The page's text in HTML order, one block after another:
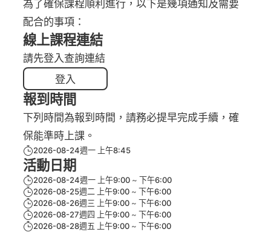
為了確保課程順利進行，以下是幾項通知及需要
配合的事項：
線上課程連結
請先登入查詢連結
登入
報到時間
下列時間為報到時間，請務必提早完成手續，確
保能準時上課。
2026-08-24週一 上午8:45
活動日期
2026-08-24週一 上午9:00
下午6:00
2026-08-25週二 上午9:00
下午6:00
2026-08-26週三 上午9:00
下午6:00
2026-08-27週四 上午9:00
下午6:00
2026-08-28週五 上午9:00
下午6:00